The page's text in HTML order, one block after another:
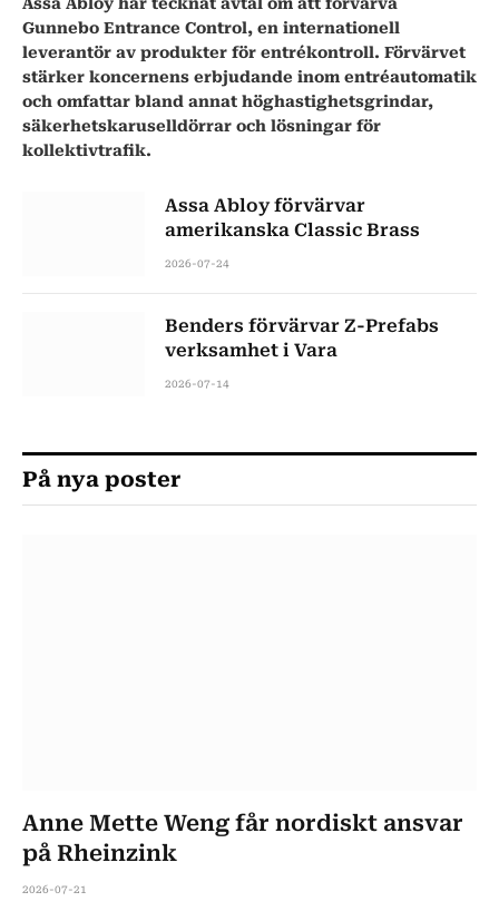
Assa Abloy har tecknat avtal om att förvärva
Gunnebo Entrance Control, en internationell
leverantör av produkter för entrékontroll. Förvärvet
stärker koncernens erbjudande inom entréautomatik
och omfattar bland annat höghastighetsgrindar,
säkerhetskaruselldörrar och lösningar för
kollektivtrafik.
Assa Abloy förvärvar
amerikanska Classic Brass
2026-07-24
Benders förvärvar Z-Prefabs
verksamhet i Vara
2026-07-14
På nya poster
Anne Mette Weng får nordiskt ansvar
på Rheinzink
2026-07-21